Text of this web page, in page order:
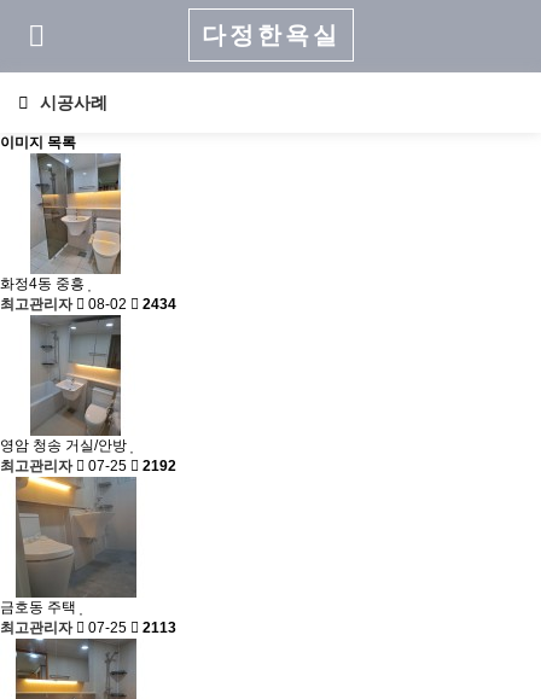
다정한욕실
시공사례
이미지 목록
화정4동 중흥
최고관리자
08-02 2434
영암 청송 거실/안방
최고관리자
07-25 2192
금호동 주택
최고관리자
07-25 2113